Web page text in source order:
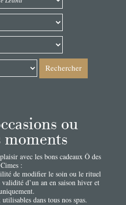
Rechercher
ou
moments
avec les bons cadeaux Ô des
Cimes :
de modifier le soin ou le rituel
d’un an en saison hiver et
dans tous nos spas.